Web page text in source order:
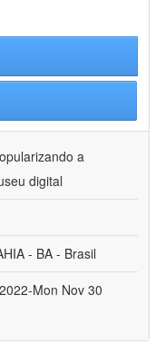
a
digital
- BA - Brasil
Mon Nov 30